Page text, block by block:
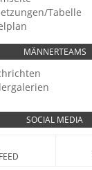
Tabelle
MÄNNERTEAMS
SOCIAL MEDIA